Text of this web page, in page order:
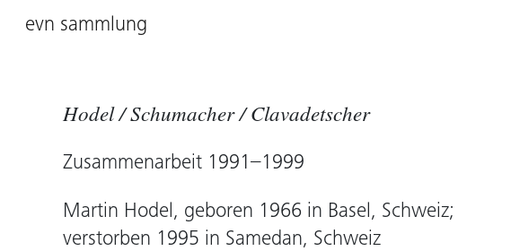
evn sammlung
Hodel / Schumacher / Clavadetscher
Zusammenarbeit 1991–1999
Martin Hodel, geboren 1966 in Basel, Schweiz;
verstorben 1995 in Samedan, Schweiz